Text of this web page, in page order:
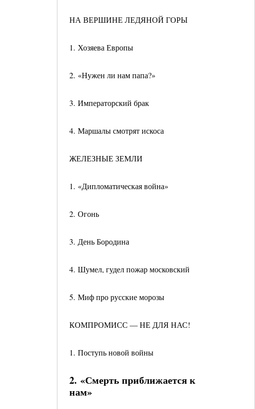
НА ВЕРШИНЕ ЛЕДЯНОЙ ГОРЫ
1. Хозяева Европы
2. «Нужен ли нам папа?»
3. Императорский брак
4. Маршалы смотрят искоса
ЖЕЛЕЗНЫЕ ЗЕМЛИ
1. «Дипломатическая война»
2. Огонь
3. День Бородина
4. Шумел, гудел пожар московский
5. Миф про русские морозы
КОМПРОМИСС — НЕ ДЛЯ НАС!
1. Поступь новой войны
2. «Смерть приближается к
нам»